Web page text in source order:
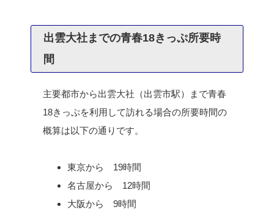
出雲大社までの青春18きっぷ所要時
間
主要都市から出雲大社（出雲市駅）まで青春
18きっぷを利用して訪れる場合の所要時間の
概算は以下の通りです。
東京から 19時間
名古屋から 12時間
大阪から 9時間